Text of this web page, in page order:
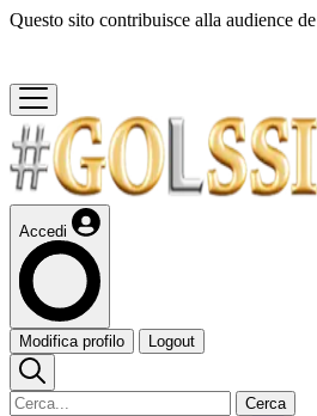
Questo sito contribuisce alla audience de
Accedi
Modifica profilo Logout
Cerca